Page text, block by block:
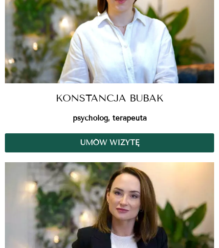
KONSTANCJA BUBAK
psycholog, terapeuta
UMÓW WIZYTĘ